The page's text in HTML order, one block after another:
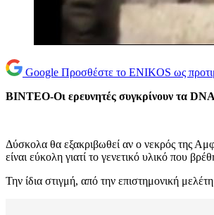
Google Προσθέστε το ENIKOS ως
ΒΙΝΤΕΟ-Οι ερευνητές συγκρίνουν τα
Δύσκολα θα εξακριβωθεί αν ο νεκρός της
είναι εύκολη γιατί το γενετικό υλικό που
Την ίδια στιγμή, από την επιστημονική